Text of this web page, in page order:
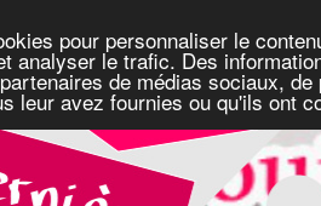
pour personnaliser le
analyser le trafic. Des
de médias sociaux,
leur avez fournies ou qu'ils ont